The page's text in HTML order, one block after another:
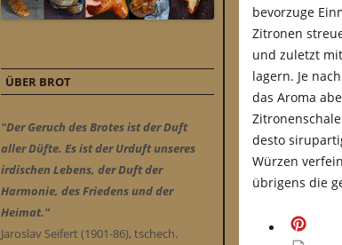
bevorzuge
Zitronen
und zuletzt
lagern. Je
das Aroma
desto
Würzen
übrigens die
ÜBER BROT
"Der Geruch des Brotes ist der Duft
aller Düfte. Es ist der Urduft unseres
irdischen Lebens, der Duft der
Harmonie, des Friedens und der
Heimat."
Jaroslav Seifert (1901-86), tschech.